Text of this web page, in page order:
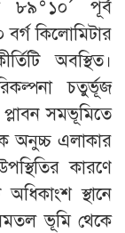
৮৯°১০´ পূর্ব
বর্গ কিলোমিটার
অবস্থিত।
চতুর্ভূজ
সমভূমিতে
অনুচ্চ এলাকার
কারণে
স্থানে
সমতল ভূমি থেকে